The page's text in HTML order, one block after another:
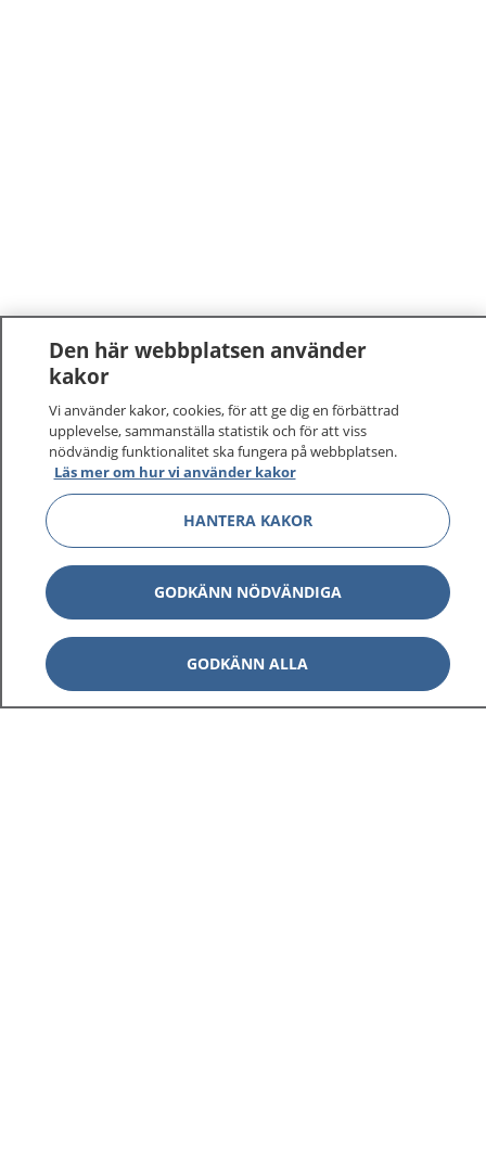
1177–tryggt om din hälsa och vård
På 1177.se får du råd om hälsa och information om
sjukdomar och vilka mottagningar du kan kontakta.
Logga in för att läsa din journal och göra dina
vårdärenden. Ring telefonnummer 1177 för
sjukvårdsrådgivning dygnet runt.
1177 ger dig råd när du vill må bättre.
Den här webbplatsen använder
kakor
Vi använder kakor, cookies, för att ge dig en förbättrad
upplevelse, sammanställa statistik och för att viss
nödvändig funktionalitet ska fungera på webbplatsen.
Läs mer om hur vi använder kakor
HANTERA KAKOR
GODKÄNN NÖDVÄNDIGA
GODKÄNN ALLA